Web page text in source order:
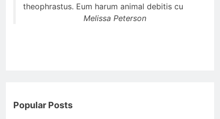
theophrastus. Eum harum animal debitis cu
Melissa Peterson
Popular Posts